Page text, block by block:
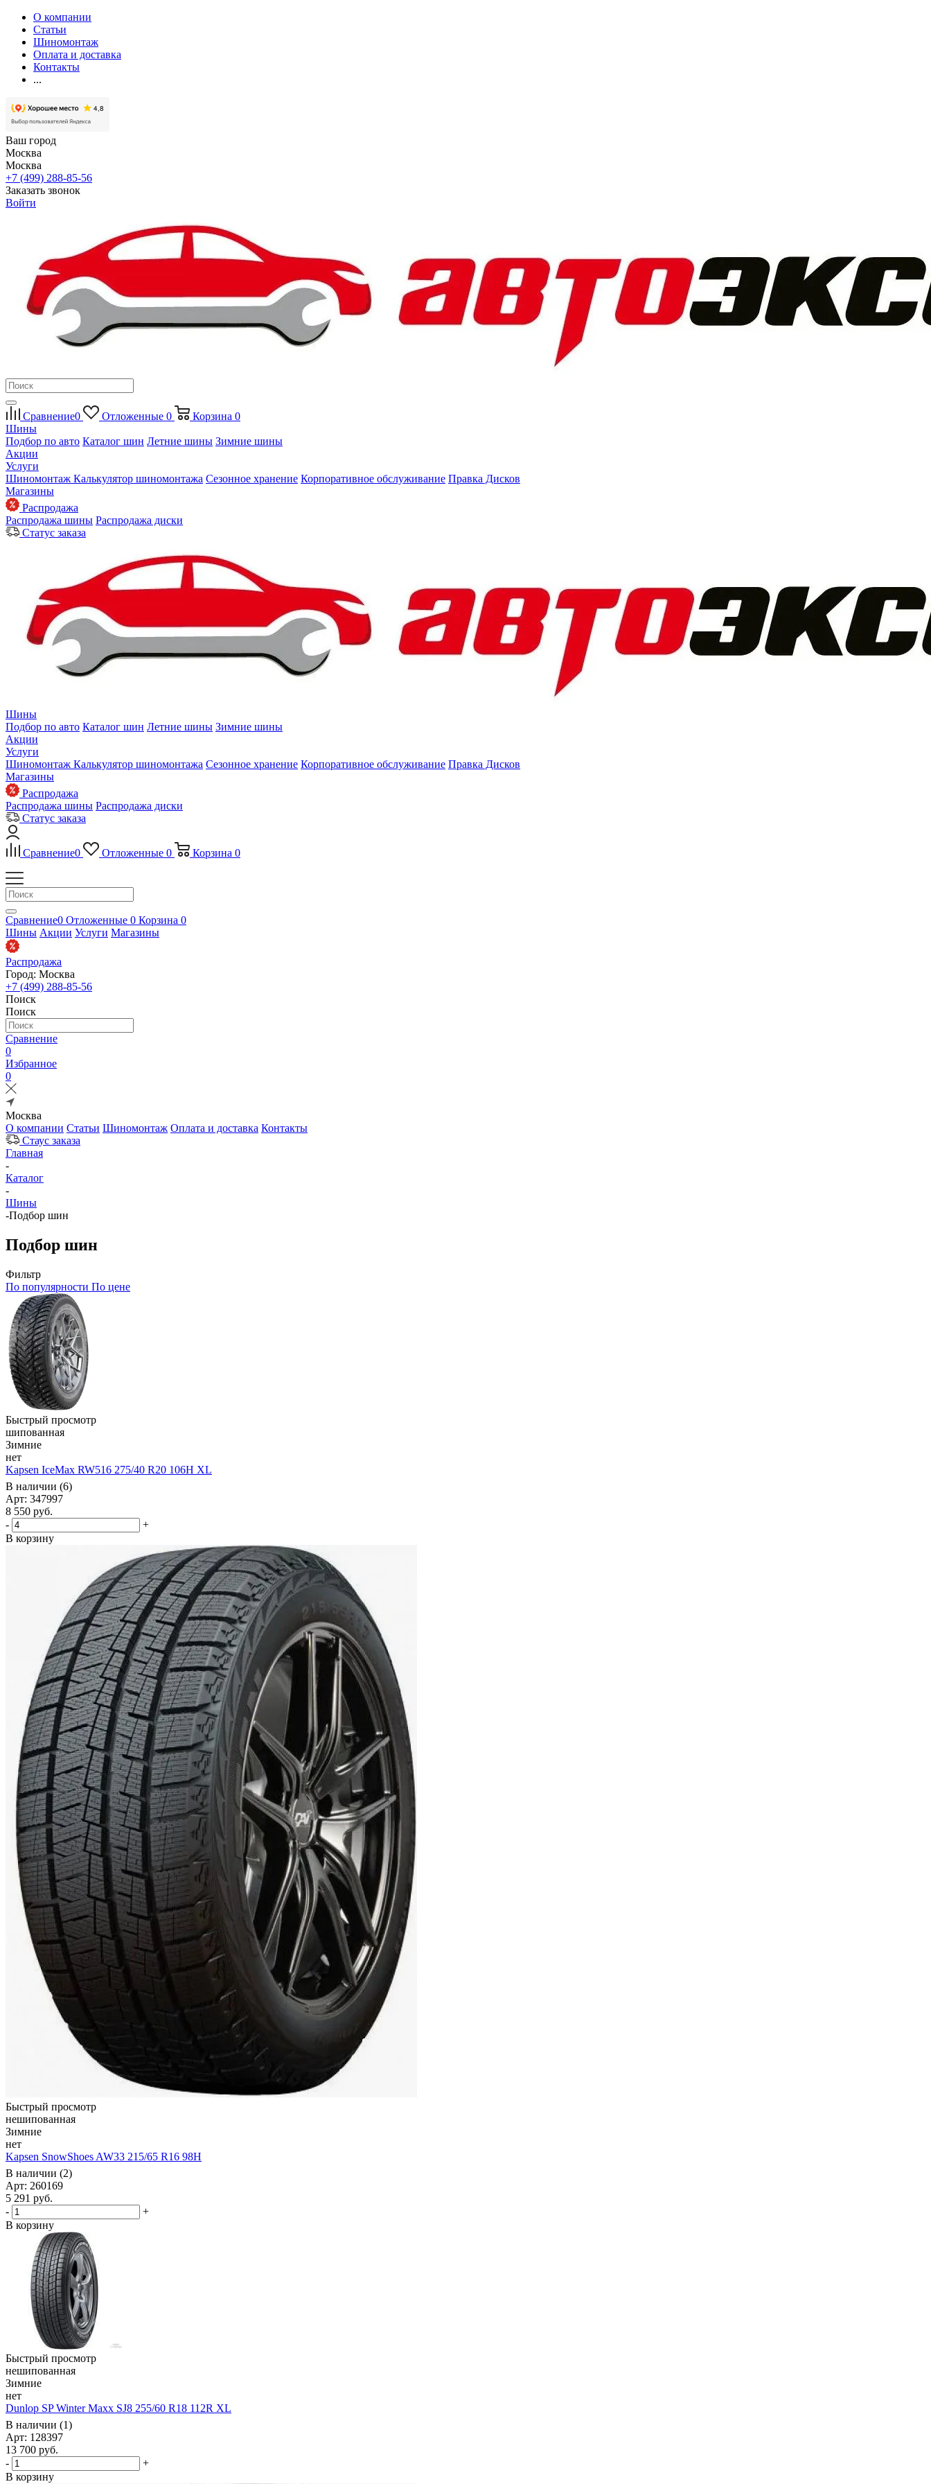
О компании
Статьи
Шиномонтаж
Оплата и доставка
Контакты
...
Ваш город
Москва
Москва
+7 (499) 288-85-56
Заказать звонок
Войти
Сравнение0 Отложенные 0 Корзина 0
Шины
Подбор по авто Каталог шин Летние шины Зимние шины
Акции
Услуги
Шиномонтаж Калькулятор шиномонтажа Сезонное хранение Корпоративное обслуживание Правка Дисков
Магазины
Распродажа
Распродажа шины Распродажа диски
Статус заказа
Шины
Подбор по авто Каталог шин Летние шины Зимние шины
Акции
Услуги
Шиномонтаж Калькулятор шиномонтажа Сезонное хранение Корпоративное обслуживание Правка Дисков
Магазины
Распродажа
Распродажа шины Распродажа диски
Статус заказа
Сравнение0 Отложенные 0 Корзина 0
Сравнение0 Отложенные 0 Корзина 0
Шины Акции Услуги Магазины
Распродажа
Город: Москва
+7 (499) 288-85-56
Поиск
Поиск
Сравнение
0
Избранное
0
Москва
О компании Статьи Шиномонтаж Оплата и доставка Контакты
Стаус заказа
Главная
-
Каталог
-
Шины
-Подбор шин
Подбор шин
Фильтр
По популярности По цене
Быстрый просмотр
шипованная
Зимние
нет
Kapsen IceMax RW516 275/40 R20 106H XL
В наличии (6)
Арт: 347997
8 550 руб.
-
+
В корзину
Быстрый просмотр
нешипованная
Зимние
нет
Kapsen SnowShoes AW33 215/65 R16 98H
В наличии (2)
Арт: 260169
5 291 руб.
-
+
В корзину
Быстрый просмотр
нешипованная
Зимние
нет
Dunlop SP Winter Maxx SJ8 255/60 R18 112R XL
В наличии (1)
Арт: 128397
13 700 руб.
-
+
В корзину